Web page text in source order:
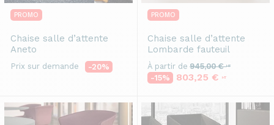
PROMO
Chaise salle d’attente
Aneto
Prix sur demande -20%
PROMO
Chaise salle d’attente
Lombarde fauteuil
À partir de 945,00 €HT
-15% 803,25 € HT